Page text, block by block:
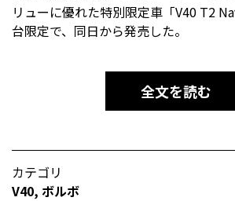
リューに優れた特別限定車「V40 T2
台限定で、同日から発売した。
全文を読む
カテゴリ
V40, ボルボ